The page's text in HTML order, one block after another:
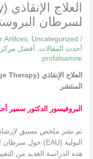
لسرطان
/
Artilces, Uncategorized
أحدث المقالات
أفضل مركز
profalsamne
العلاج الإنقاذي (Therapy
المنتشر
البروفيسور الدكتور سمير
تم نشر ملخص مسبق
البولية (EAU) حول سرطان البروستاتا (PCa) في عام 2017
هذه الدراسة العديد من